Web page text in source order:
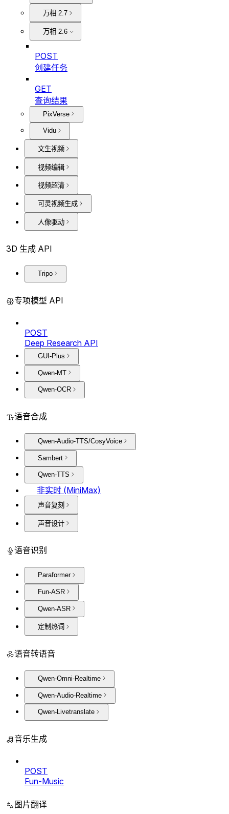
万相 2.7
万相 2.6
POST
创建任务
GET
查询结果
PixVerse
Vidu
文生视频
视频编辑
视频超清
可灵视频生成
人像驱动
3D 生成 API
Tripo
专项模型 API
POST
Deep Research API
GUI-Plus
Qwen-MT
Qwen-OCR
语音合成
Qwen-Audio-TTS/CosyVoice
Sambert
Qwen-TTS
非实时 (MiniMax)
声音复刻
声音设计
语音识别
Paraformer
Fun-ASR
Qwen-ASR
定制热词
语音转语音
Qwen-Omni-Realtime
Qwen-Audio-Realtime
Qwen-Livetranslate
音乐生成
POST
Fun-Music
图片翻译